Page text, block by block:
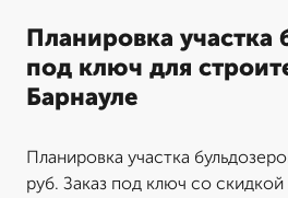
Планировка участка
под ключ для
Барнауле
Планировка участка
руб. Заказ под ключ со